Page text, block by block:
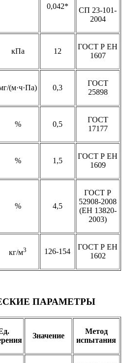
0,042*
СП 23-101-
2004
кПа 12
ГОСТ Р ЕН
1607
(м·ч·Па) 0,3
ГОСТ
25898
% 0,5
ГОСТ
17177
% 1,5
ГОСТ Р ЕН
1609
% 4,5
ГОСТ Р
52908-2008
(ЕН 13820-
2003)
кг/м3 126-154
ГОСТ Р ЕН
1602
ПАРАМЕТРЫ
Значение
Метод
испытания